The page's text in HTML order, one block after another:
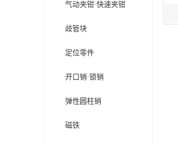
气动夹钳·快速夹钳
歧管块
定位零件
开口销·锁销
弹性圆柱销
磁铁